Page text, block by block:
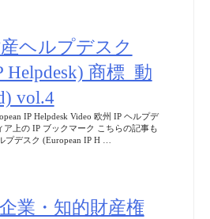
ヘルプデスク
Helpdesk) 商標_動
vol.4
IP Helpdesk Video 欧州 IP ヘルプデ
ア上の IP ブックマーク こちらの記事も
プデスク (European IP H …
業・知的財産権